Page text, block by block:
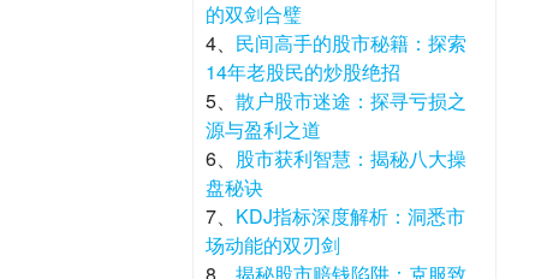
的双剑合璧
4、 民间高手的股市秘籍：探索
14年老股民的炒股绝招
5、 散户股市迷途：探寻亏损之
源与盈利之道
6、 股市获利智慧：揭秘八大操
盘秘诀
7、 KDJ指标深度解析：洞悉市
场动能的双刃剑